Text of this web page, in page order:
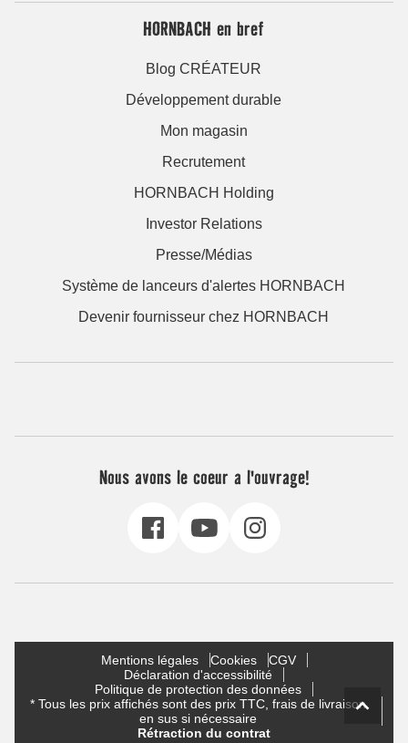
HORNBACH en bref
Blog CRÉATEUR
Développement durable
Mon magasin
Recrutement
HORNBACH Holding
Investor Relations
Presse/Médias
Système de lanceurs d'alertes HORNBACH
Devenir fournisseur chez HORNBACH
Nous avons le coeur a l'ouvrage!
Mentions légales Cookies
CGV
Déclaration d'accessibilité
Politique de protection des données
* Tous les prix affichés sont des prix TTC, frais de livraison
en sus si nécessaire
Rétraction du contrat